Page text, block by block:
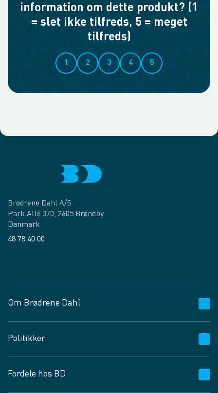
information om dette produkt? (1
= slet ikke tilfreds, 5 = meget
tilfreds)
1 2 3 4 5
Brødrene Dahl A/S
Park Allé 370, 2605 Brøndby
Danmark
48 78 40 00
Om Brødrene Dahl
Vagttelefon 30 10 89 89
Spørgsmål og svar
Job og karriere
Politikker
Privatlivspolitik
Fordele hos BD